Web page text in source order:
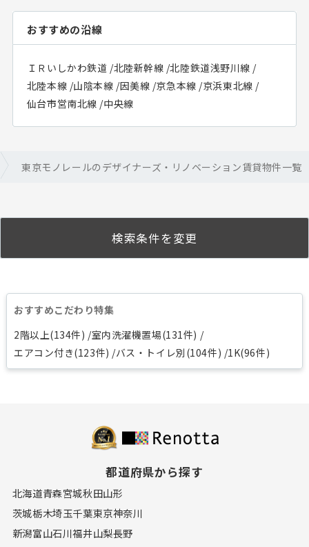
おすすめの沿線
ＩＲいしかわ鉄道 /北陸新幹線 /北陸鉄道浅野川線 /
北陸本線 /山陰本線 /因美線 /京急本線 /京浜東北線 /
仙台市営南北線 /中央線
東京モノレールのデザイナーズ・リノベーション賃貸物件一覧
検索条件を変更
おすすめこだわり特集
2階以上(134件) 室内洗濯機置場(131件)
エアコン付き(123件) バス・トイレ別(104件) 1K(96件)
都道府県から探す
北海道青森宮城秋田山形
茨城栃木埼玉千葉東京神奈川
新潟富山石川福井山梨長野